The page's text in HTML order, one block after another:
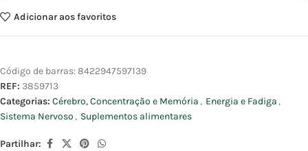
Adicionar aos favoritos
Código de barras:8422947597139
REF: 3859713
Categorias: Cérebro, Concentração e Memória , Energia e Fadiga ,
Sistema Nervoso , Suplementos alimentares
Partilhar: